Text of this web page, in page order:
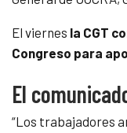
El viernes la CGT
Congreso para
El
“Los trabajadores